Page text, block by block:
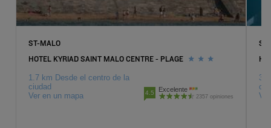
ST-MALO
HOTEL KYRIAD SAINT MALO CENTRE - PLAGE
1.7 km Desde el centro de la
ciudad
Ver en un mapa
4.5 Excelente
2357 opiniones